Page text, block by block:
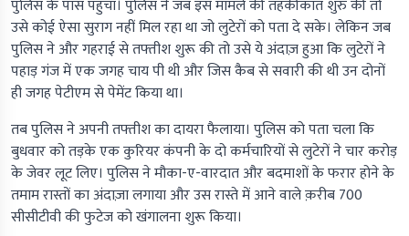
पुलिस के पास पहुँचा। पुलिस ने जब इस मामले की तहकीकात शुरु की तो
उसे कोई ऐसा सुराग नहीं मिल रहा था जो लुटेरों को पता दे सके। लेकिन जब
पुलिस ने और गहराई से तफ्तीश शुरू की तो उसे ये अंदाज़ हुआ कि लुटेरों ने
पहाड़ गंज में एक जगह चाय पी थी और जिस कैब से सवारी की थी उन दोनों
ही जगह पेटीएम से पेमेंट किया था।
तब पुलिस ने अपनी तफ्तीश का दायरा फैलाया। पुलिस को पता चला कि
बुधवार को तड़के एक कुरियर कंपनी के दो कर्मचारियों से लुटेरों ने चार करोड़
के जेवर लूट लिए। पुलिस ने मौका-ए-वारदात और बदमाशों के फरार होने के
तमाम रास्तों का अंदाज़ा लगाया और उस रास्ते में आने वाले क़रीब 700
सीसीटीवी की फुटेज को खंगालना शुरू किया।